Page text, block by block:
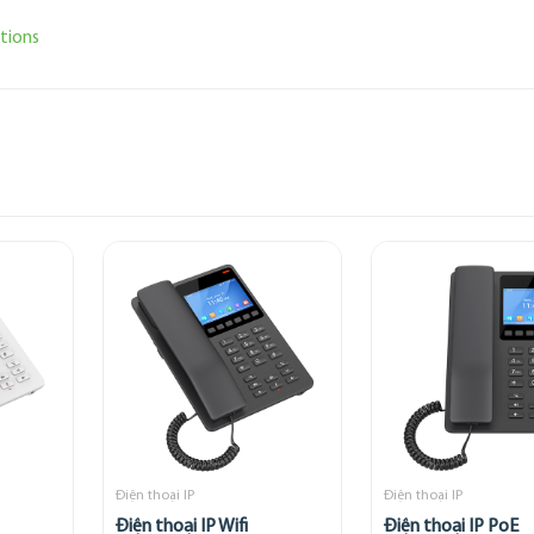
Điện thoại IP
Điện thoại IP Wifi
Điện thoại IP
Điện thoại IP PoE